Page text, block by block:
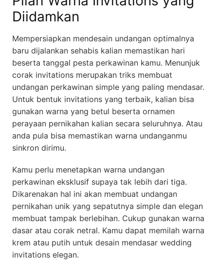
Diidamkan
Mempersiapkan mendesain undangan optimalnya
baru dijalankan sehabis kalian memastikan hari
beserta tanggal pesta perkawinan kamu. Menunjuk
corak invitations merupakan triks membuat
undangan perkawinan simple yang paling mendasar.
Untuk bentuk invitations yang terbaik, kalian bisa
gunakan warna yang betul beserta ornamen
perayaan pernikahan kalian secara seluruhnya. Atau
anda pula bisa memastikan warna undanganmu
sinkron dirimu.
Kamu perlu menetapkan warna undangan
perkawinan eksklusif supaya tak lebih dari tiga.
Dikarenakan hal ini akan membuat undangan
pernikahan unik yang sepatutnya simple dan elegan
membuat tampak berlebihan. Cukup gunakan warna
dasar atau corak netral. Kamu dapat memilah warna
krem atau putih untuk desain mendasar wedding
invitations elegan.